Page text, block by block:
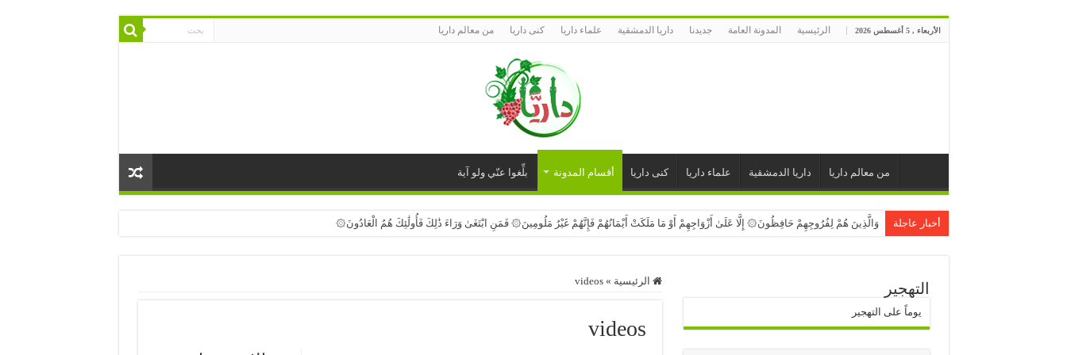
الأربعاء , 5 أغسطس 2026 الرئيسية المدونة العامة جديدنا داريا الدمشقية علماء داريا كنى داريا من معالم داريا
من معالم داريا داريا الدمشقية علماء داريا كنى داريا أقسام المدونة بلِّغوا عنّي ولو آية
أخبار عاجلة وَالَّذِينَ هُمْ لِفُرُوجِهِمْ حَافِظُونَ۞ إِلَّا عَلَىٰ أَزْوَاجِهِمْ أَوْ مَا مَلَكَتْ أَيْمَانُهُمْ فَإِنَّهُمْ غَيْرُ مَلُومِينَ۞ فَمَنِ ابْتَغَىٰ وَرَاءَ ذَٰلِكَ فَأُولَٰئِكَ هُمُ الْعَادُونَ۞
إِلَّا الْمُصَلِّينَ۞ الَّذِينَ هُمْ عَلَىٰ صَلَاتِهِمْ دَائِمُونَ۞ وَالَّذِينَ فِي أَمْوَالِهِمْ حَقٌّ مَّعْلُومٌ۞ لِّلسَّائِلِ وَالْمَحْرُومِ۞
تَعْرُجُ الْمَلَائِكَةُ وَالرُّوحُ إِلَيْهِ فِي يَوْمٍ كَانَ مِقْدَارُهُ خَمْسِينَ أَلْفَ سَنَةٍ۞ فَاصْبِرْ صَبْرًا جَمِيلًا۞ إِنَّهُمْ يَرَوْنَهُ بَعِيدًا۞ وَنَرَاهُ قَرِيبًا۞
الرئيسية »
videos
videos
التهجير
يوماً على التهجير